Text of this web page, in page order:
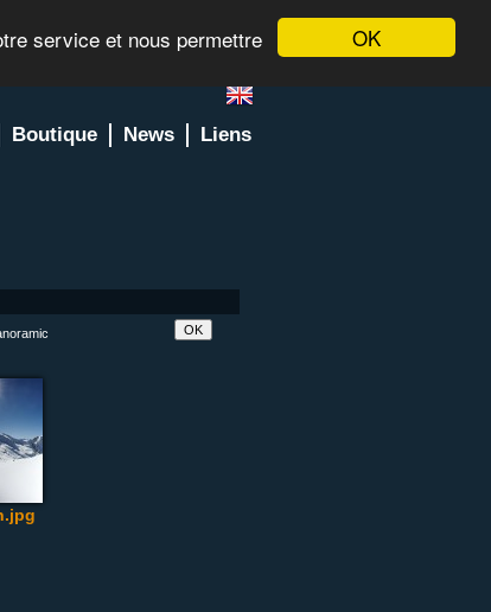
OK
service et nous permettre
Boutique News Liens